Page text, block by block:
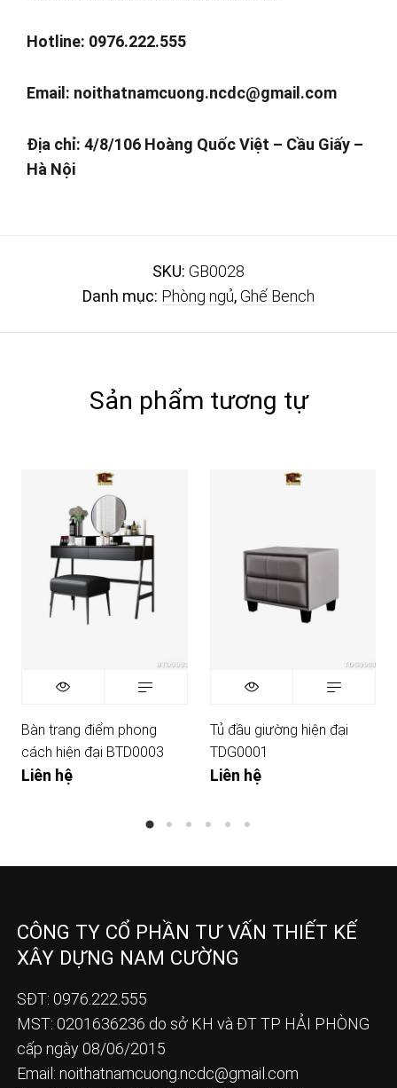
Hotline: 0976.222.555
Email: noithatnamcuong.ncdc@gmail.com
Địa chỉ: 4/8/106 Hoàng Quốc Việt – Cầu Giấy –
Hà Nội
SKU: GB0028
Danh mục: Phòng ngủ,Ghế Bench
Sản phẩm tương tự
Bàn trang điểm phong
cách hiện đại BTD0003
Liên hệ
Tủ đầu giường hiện đại
TDG0001
Liên hệ
CÔNG TY CỔ PHẦN TƯ VẤN THIẾT KẾ
XÂY DỰNG NAM CƯỜNG
SĐT: 0976.222.555
MST: 0201636236 do sở KH và ĐT TP HẢI PHÒNG
cấp ngày 08/06/2015
Email: noithatnamcuong.ncdc@gmail.com